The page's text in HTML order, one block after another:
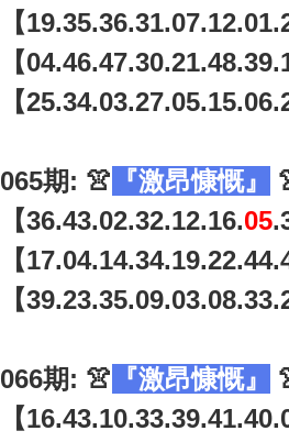
【
【
【
065期: 👚 『激昂慷慨』
【36.43.02.32.12.16.05
【
【
066期: 👚 『激昂慷慨』
【